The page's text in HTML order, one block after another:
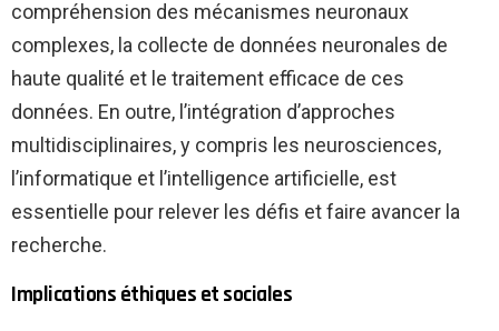
compréhension des mécanismes neuronaux
complexes, la collecte de données neuronales de
haute qualité et le traitement efficace de ces
données. En outre, l’intégration d’approches
multidisciplinaires, y compris les neurosciences,
l’informatique et l’intelligence artificielle, est
essentielle pour relever les défis et faire avancer la
recherche.
Implications éthiques et sociales